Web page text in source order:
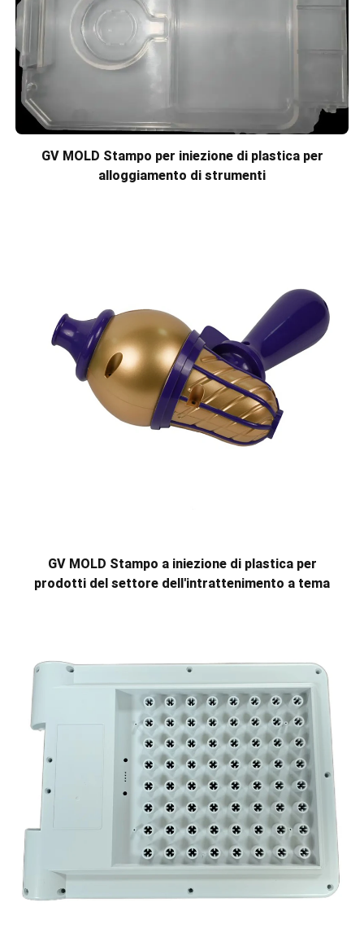
GV MOLD Stampo per iniezione di plastica per
alloggiamento di strumenti
GV MOLD Stampo a iniezione di plastica per
prodotti del settore dell'intrattenimento a tema